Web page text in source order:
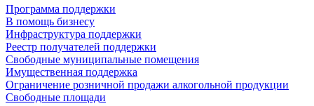
Программа поддержки
В помощь бизнесу
Инфраструктура поддержки
Реестр получателей поддержки
Свободные муниципальные помещения
Имущественная поддержка
Ограничение розничной продажи алкогольной продукции
Свободные площади